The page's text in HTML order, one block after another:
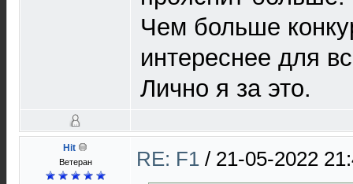
Чем больше
интереснее для
Лично я за это.
Hit
Ветеран RE: F1 / 21-05-2022